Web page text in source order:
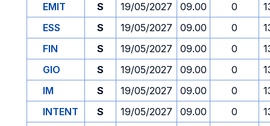
EMIT S 19/05/2027 09.00 0
ESS
S 19/05/2027 09.00 0
FIN
S 19/05/2027 09.00 0
GIO
S 19/05/2027 09.00 0
IM
S 19/05/2027 09.00 0
INTENT
S 19/05/2027 09.00 0